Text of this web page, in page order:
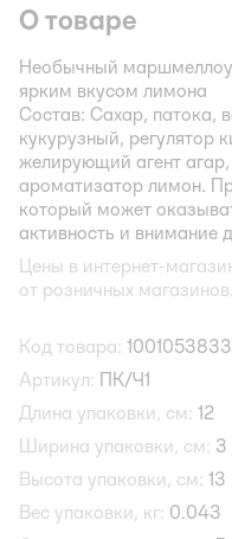
О товаре
Необычный маршмеллоу
ярким вкусом лимона
Состав: Сахар, патока,
кукурузный, регулятор
желирующий агент
ароматизатор лимон.
который может
активность и внимание
Цены в интернет-
от розничных магазинов.
Код товара: 1001053833
Артикул: ПК/Ч1
Длина упаковки, см: 12
Ширина упаковки, см: 3
Высота упаковки, см: 13
Вес упаковки, кг: 0.043